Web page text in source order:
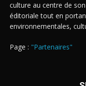
culture au centre de
éditoriale tout en
environnementales,
Page : "Partenaires"